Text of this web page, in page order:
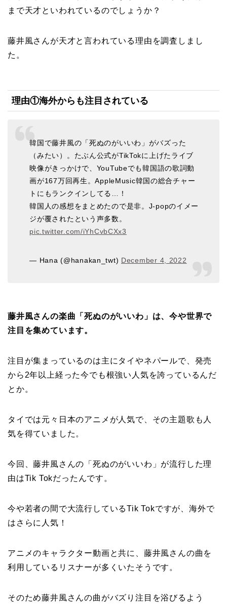
まで天才といわれているのでしょうか？
藤井風さんが天才と言われている理由を調査しまし
た。
理由①海外からも注目されている
韓国で藤井風の「死ぬのがいいわ」がバズった
（みたい）。たぶん公式がTikTokに上げたライブ
映像がきっかけで、YouTubeでも韓国語の歌詞動
画が167万回再生。AppleMusic韓国の総合チャー
トにもランクインしてる…！
韓国人の感想をまとめたので是非。J-popのイメー
ジが覆されたという声多数。
pic.twitter.com/iYhCvbCXx3
— Hana (@hanakan_twt) December 4, 2022
藤井風さんの楽曲「死ぬのがいいわ」は、今や世界で
注目を集めています。
注目が集まっているのは主にタイやネパールで、発売
から2年以上経った今でも根強い人気を誇っているんだ
とか。
タイでは元々日本のアニメが人気で、その主題歌も人
気を得ていました。
今回、藤井風さんの「死ぬのがいいわ」が流行した理
由はTik Tokだったんです。
今や若者の間で大流行しているTik Tokですが、海外で
はさらに人気！
アニメのキャラクター動画と共に、藤井風さんの曲を
利用しているリスナーが多くいたそうです。
そのため藤井風さんの曲がバズり注目を浴びるよう